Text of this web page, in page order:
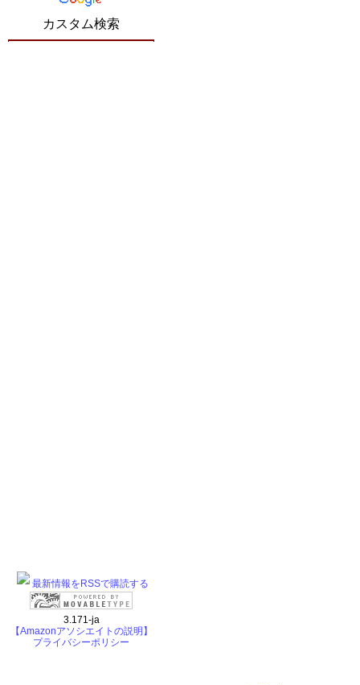
カスタム検索
最新情報をRSSで購読する
3.171-ja
【Amazonアソシエイトの説明】
プライバシーポリシー